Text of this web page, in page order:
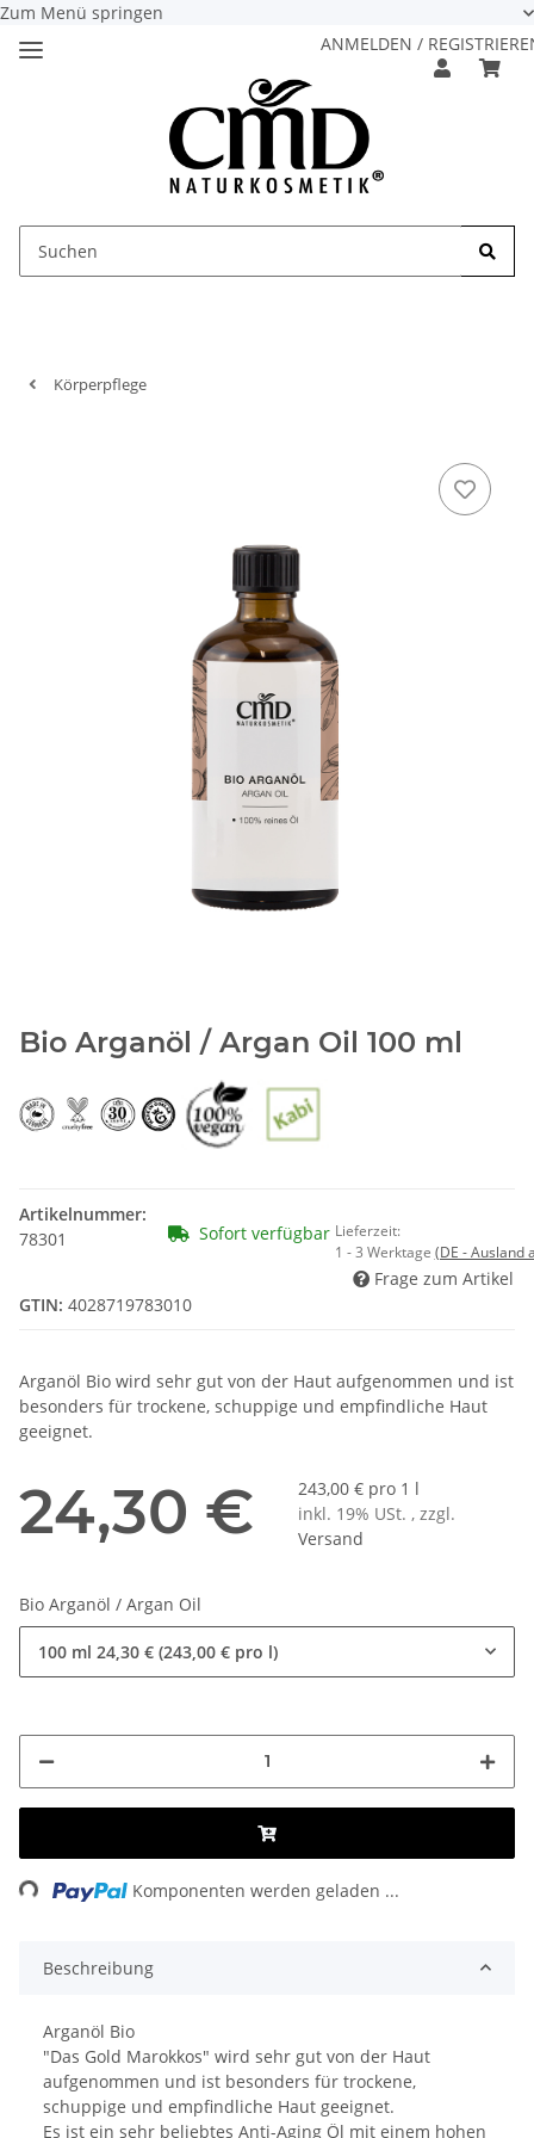
Zum Menü springen
ANMELDEN /
Körperpflege
Bio Arganöl / Argan Oil 100 ml
Artikelnummer:
78301
Sofort verfügbar Lieferzeit:
1 - 3 Werktage (DE - Ausland
Frage zum Artikel
GTIN: 4028719783010
Arganöl Bio wird sehr gut von der Haut aufgenommen und ist
besonders für trockene, schuppige und empfindliche Haut
geeignet.
24,30 €
243,00 € pro 1 l
inkl. 19% USt. , zzgl.
Versand
Bio Arganöl / Argan Oil
100 ml 24,30 € (243,00 € pro l)
Komponenten werden geladen ...
Beschreibung
Arganöl Bio
"Das Gold Marokkos" wird sehr gut von der Haut
aufgenommen und ist besonders für trockene,
schuppige und empfindliche Haut geeignet.
Es ist ein sehr beliebtes Anti-Aging Öl mit einem hohen